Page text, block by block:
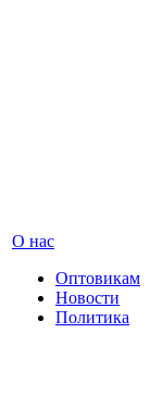
О нас
Оптовикам
Новости
Политика